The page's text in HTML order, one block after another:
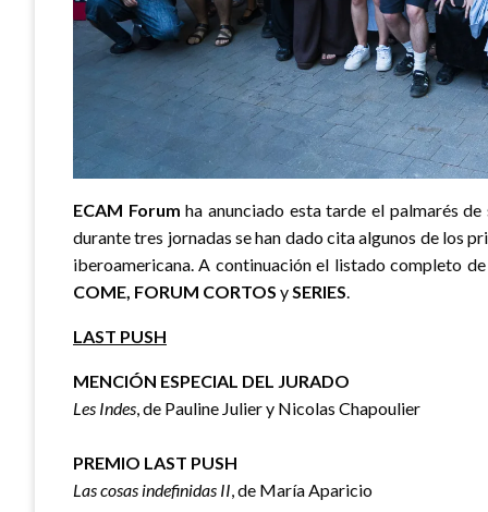
ECAM Forum ha anunciado esta tarde el palmarés
durante tres jornadas se han dado cita algunos de los
iberoamericana. A continuación el listado completo
COME, FORUM CORTOS ySERIES.
LAST PUSH
MENCIÓN ESPECIAL DEL JURADO
Les Indes, de Pauline Julier y Nicolas Chapoulier
PREMIO LAST PUSH
Las cosas indefinidas II, de María Aparicio